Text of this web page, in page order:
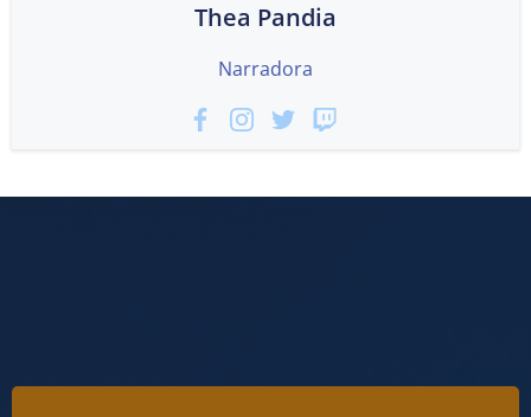
Thea Pandia
Narradora